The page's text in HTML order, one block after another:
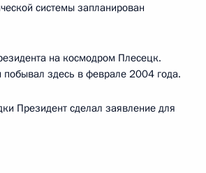
системы запланирован
на космодром Плесецк.
здесь в феврале 2004 года.
Президент сделал заявление для